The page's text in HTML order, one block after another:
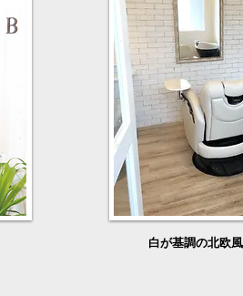
白が基調の北欧